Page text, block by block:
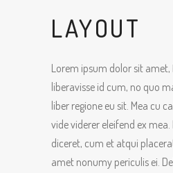
LAYOUT
Lorem ipsum dolor sit
liberavisse id cum, no quo
liber regione eu sit. Mea cu
vide viderer eleifend ex
diceret, cum et atqui
amet nonumy periculis ei.